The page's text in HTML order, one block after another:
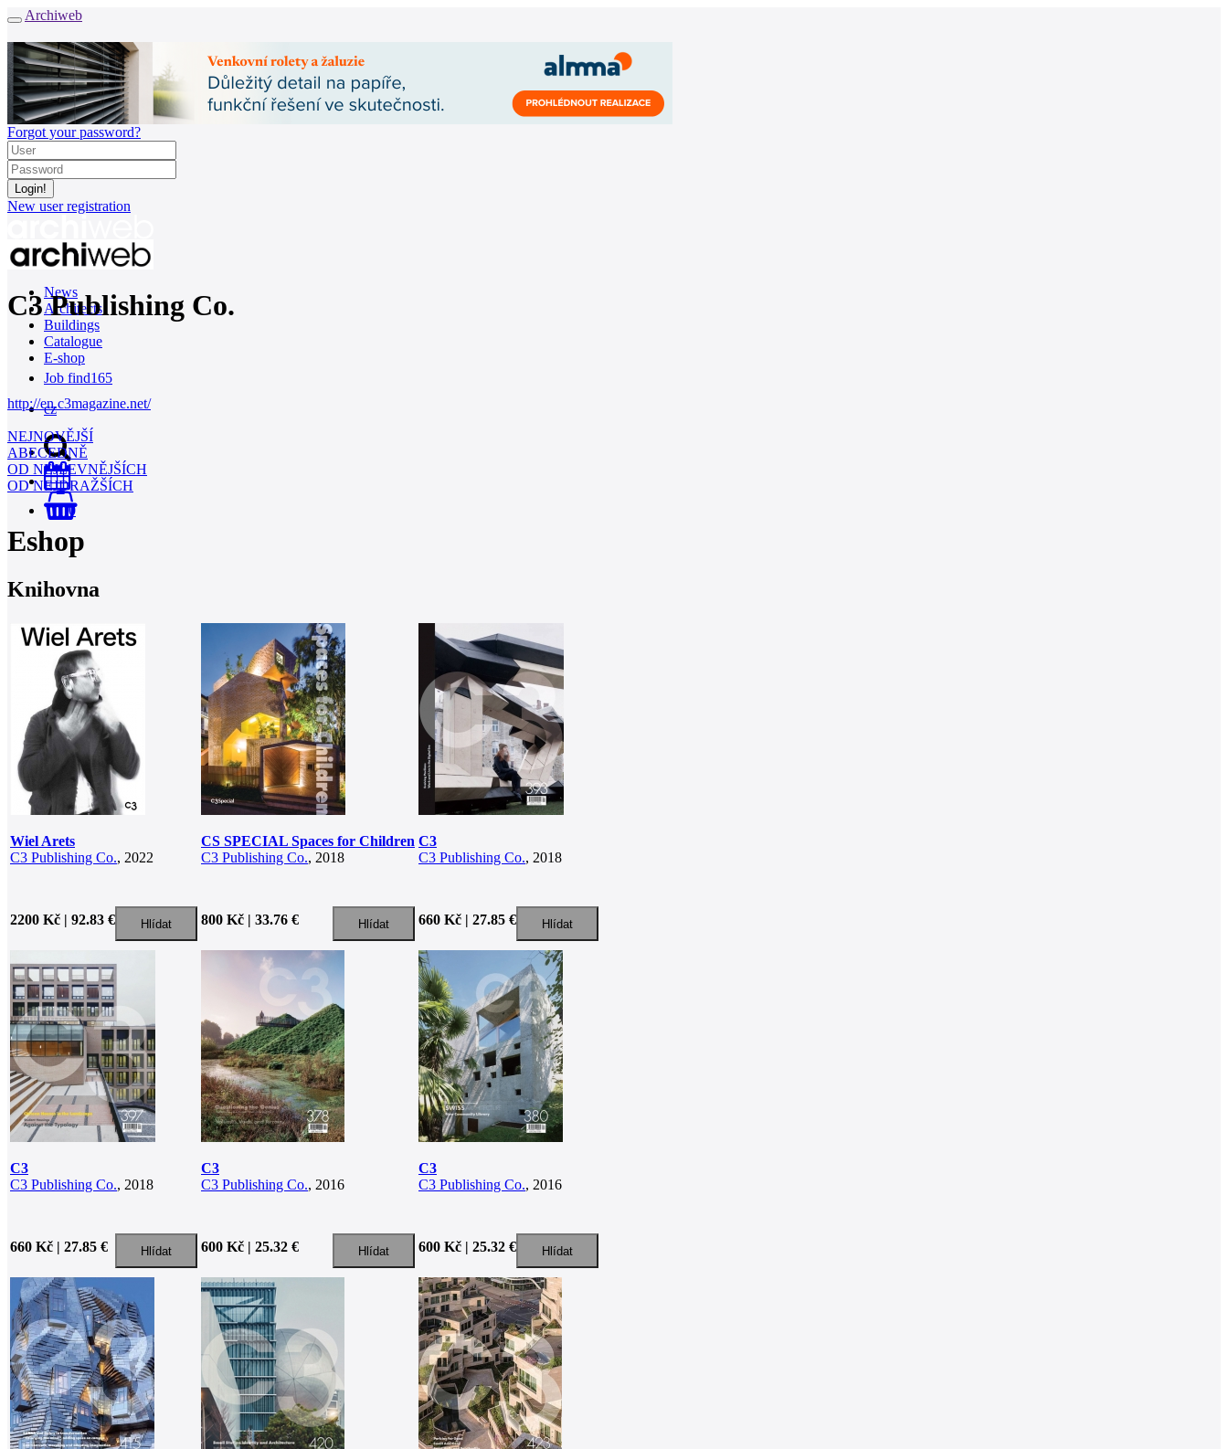
Archiweb
Forgot your password?
New user registration
News
Architects
Buildings
Catalogue
E-shop
Job find165
cz
0
C3 Publishing Co.
http://en.c3magazine.net/
NEJNOVĚJŠÍ
ABECEDNĚ
OD NEJLEVNĚJŠÍCH
OD NEJDRAŽŠÍCH
Eshop
Knihovna
Wiel Arets
C3 Publishing Co., 2022
2200 Kč | 92.83 €
CS SPECIAL Spaces for Children
C3 Publishing Co., 2018
800 Kč | 33.76 €
C3
C3 Publishing Co., 2018
660 Kč | 27.85 €
C3
C3 Publishing Co., 2018
660 Kč | 27.85 €
C3
C3 Publishing Co., 2016
600 Kč | 25.32 €
C3
C3 Publishing Co., 2016
600 Kč | 25.32 €